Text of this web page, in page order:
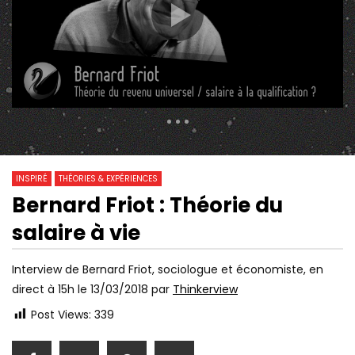
339 Views
0 0
Watch Later
31:10
POURQUOI JEAN-PIERRE PETIT EST
UN PRODIGE DE LA PHYSIQUE |
IDRISS ABERKANE
22:20
RÉSOLUS ! [ST]
INSPIRÉ THÉORIES & EXPÉRIENCES
Bernard Friot : Théorie du
salaire à vie
Interview de Bernard Friot, sociologue et économiste, en
direct à 15h le 13/03/2018 par Thinkerview
Post Views: 339